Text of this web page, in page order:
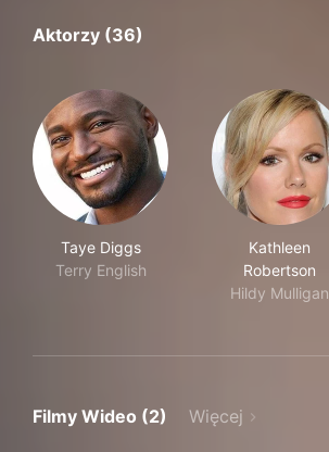
Aktorzy (36)
Taye Diggs
Terry English
Kathleen
Robertson
Hildy Mulligan
Filmy Wideo (2) Więcej